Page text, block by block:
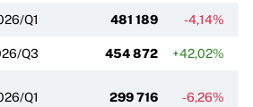
Q1 481 189 -4,14%
Q3 454 872 +42,02%
Q1 299 716 -6,26%